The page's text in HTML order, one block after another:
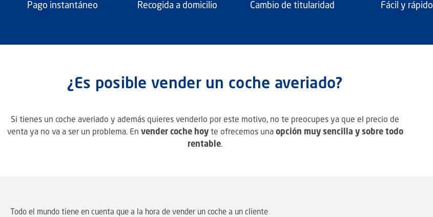
Pago instantáneo Recogida a domicilio Cambio de titularidad Fácil y rápido
¿Es posible vender un coche averiado?
Si tienes un coche averiado y además quieres venderlo por este motivo, no te preocupes ya que el precio de
venta ya no va a ser un problema. En vender coche hoyte ofrecemos unaopción muy sencilla y sobre todo
rentable.
Todo el mundo tiene en cuenta que a la hora de vender un coche a un cliente